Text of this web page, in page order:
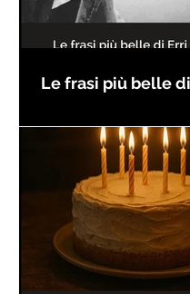
Le frasi più belle di